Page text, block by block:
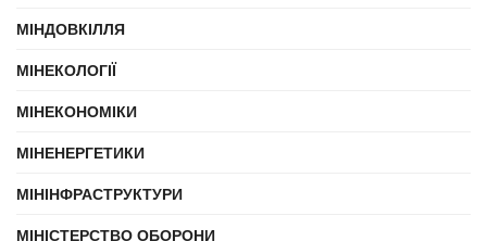
МІНДОВКІЛЛЯ
МІНЕКОЛОГІЇ
МІНЕКОНОМІКИ
МІНЕНЕРГЕТИКИ
МІНІНФРАСТРУКТУРИ
МІНІСТЕРСТВО ОБОРОНИ